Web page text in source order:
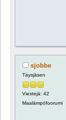
sjobbe
Täysjäsen
Viestejä: 42
Maalämpöfoorumi